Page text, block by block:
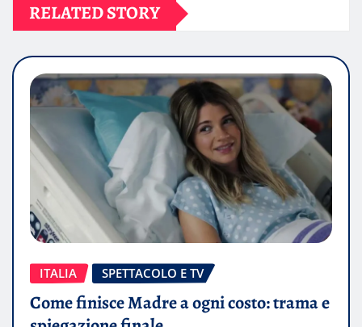
RELATED STORY
ITALIA SPETTACOLO E TV
Come finisce Madre a ogni costo: trama e